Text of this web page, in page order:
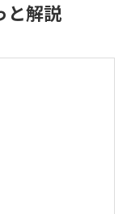
と解説